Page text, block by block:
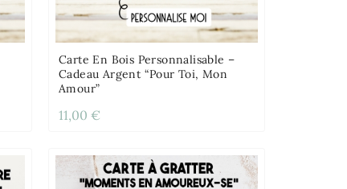
Carte En Bois Personnalisable –
Cadeau Argent “Pour Toi, Mon
Amour”
11,00 €